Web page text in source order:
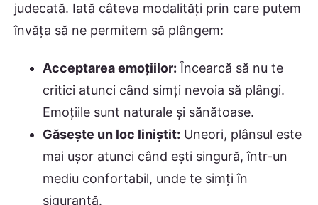
judecată. Iată câteva modalități prin care putem
învăța să ne permitem să plângem:
Acceptarea emoțiilor: Încearcă să nu te
critici atunci când simți nevoia să plângi.
Emoțiile sunt naturale și sănătoase.
Găsește un loc liniștit: Uneori, plânsul este
mai ușor atunci când ești singură, într-un
mediu confortabil, unde te simți în
siguranță.